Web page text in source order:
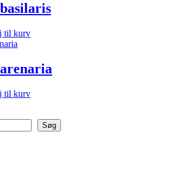
til kurv
til kurv
Søg